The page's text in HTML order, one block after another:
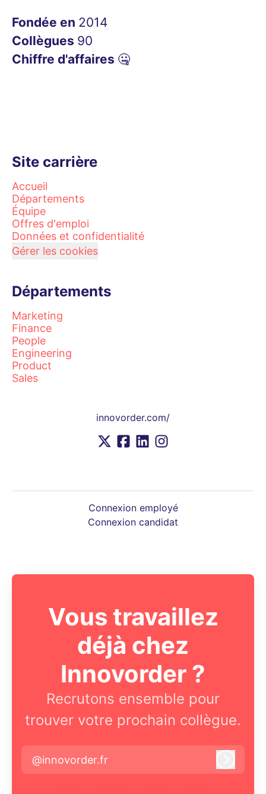
Fondée en 2014
Collègues 90
Chiffre d'affaires 🤐
Site carrière
Accueil
Départements
Équipe
Offres d'emploi
Données et confidentialité
Gérer les cookies
Départements
Marketing
Finance
People
Engineering
Product
Sales
innovorder.com/
Connexion employé
Connexion candidat
Vous travaillez
déjà chez
Innovorder ?
Recrutons ensemble pour
trouver votre prochain collègue.
@innovorder.fr